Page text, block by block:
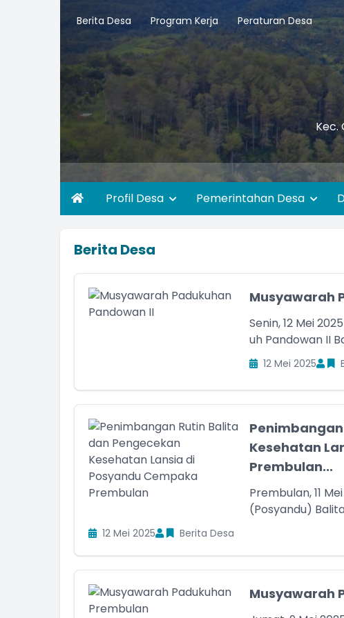
Berita Desa Program Kerja Peraturan Desa
Kec.
Profil Desa Pemerintahan Desa
Berita Desa
Musyawarah
Senin, 12 Mei
uh Pandowan II
12 Mei 2025
Kesehatan
Prembulan...
Prembulan, 11
(Posyandu)
12 Mei 2025 Berita Desa
Musyawarah